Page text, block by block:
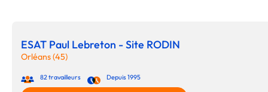
ESAT Paul Lebreton - Site RODIN
Orléans (45)
82 travailleurs Depuis 1995